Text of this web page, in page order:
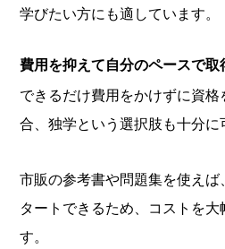
学びたい方にも適しています。
費用を抑えて自分のペースで取
できるだけ費用をかけずに資
合、独学という選択肢も十分に
市販の参考書や問題集を使えば
タートできるため、コストを大
す。